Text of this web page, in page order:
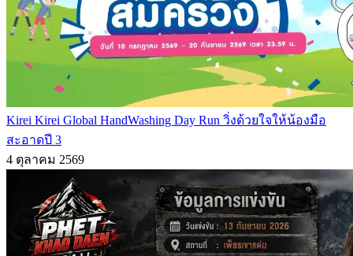
Kirei Kirei Global HandWashing Day Run วิ่งด้วยใจให้น้องมือ
สะอาดปี 3
4 ตุลาคม 2569